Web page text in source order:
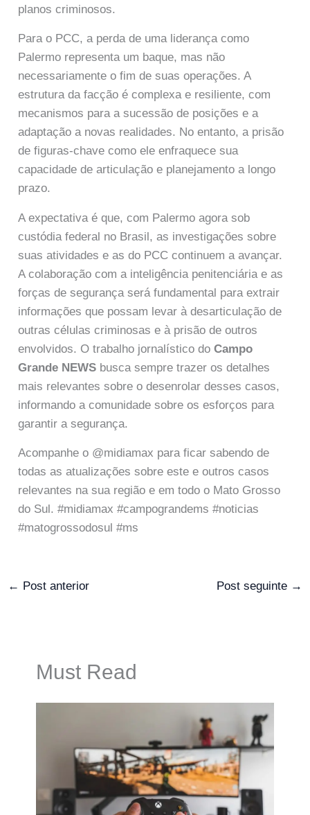
planos criminosos.
Para o PCC, a perda de uma liderança como
Palermo representa um baque, mas não
necessariamente o fim de suas operações. A
estrutura da facção é complexa e resiliente, com
mecanismos para a sucessão de posições e a
adaptação a novas realidades. No entanto, a prisão
de figuras-chave como ele enfraquece sua
capacidade de articulação e planejamento a longo
prazo.
A expectativa é que, com Palermo agora sob
custódia federal no Brasil, as investigações sobre
suas atividades e as do PCC continuem a avançar.
A colaboração com a inteligência penitenciária e as
forças de segurança será fundamental para extrair
informações que possam levar à desarticulação de
outras células criminosas e à prisão de outros
envolvidos. O trabalho jornalístico doCampo
Grande NEWS busca sempre trazer os detalhes
mais relevantes sobre o desenrolar desses casos,
informando a comunidade sobre os esforços para
garantir a segurança.
Acompanhe o @midiamax para ficar sabendo de
todas as atualizações sobre este e outros casos
relevantes na sua região e em todo o Mato Grosso
do Sul. #midiamax #campograndems #noticias
#matogrossodosul #ms
← Post anterior Post seguinte →
Must Read